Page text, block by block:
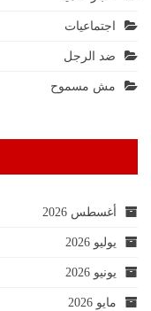
اجتماعيات
ضد الرجل
مش مسموح
أغسطس 2026
يوليو 2026
يونيو 2026
مايو 2026